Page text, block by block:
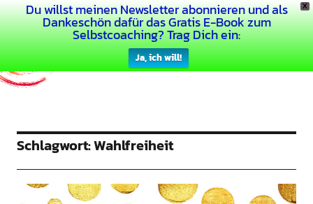
X
Du willst meinen Newsletter abonnieren und als
Dankeschön dafür das Gratis E-Book zum
Selbstcoaching? Trag Dich ein:
Ja, ich will!
Dein Buntes Leben
Schlagwort:Wahlfreiheit